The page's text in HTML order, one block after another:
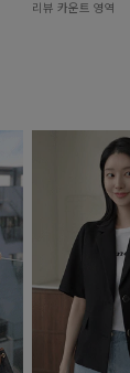
리뷰 카운트 영역